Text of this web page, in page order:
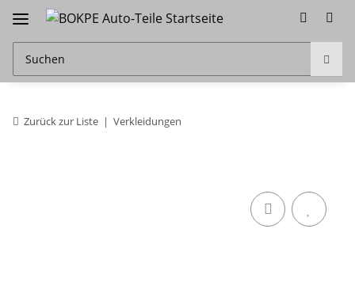
Zurück zur Liste Verkleidungen